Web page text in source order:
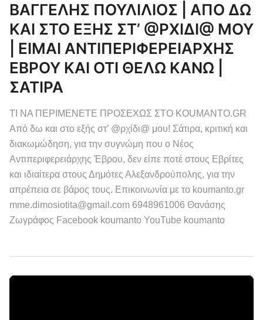
ΒΑΓΓΕΛΗΣ ΠΟΥΛΙΛΙΟΣ | ΑΠΟ ΔΩ
ΚΑΙ ΣΤΟ ΕΞΗΣ ΣΤ’ @ΡΧΙΔΙ@ ΜΟΥ
| ΕΙΜΑΙ ΑΝΤΙΠΕΡΙΦΕΡΕΙΑΡΧΗΣ
ΕΒΡΟΥ ΚΑΙ ΟΤΙ ΘΕΛΩ ΚΑΝΩ |
ΣΑΤΙΡΑ
ΤΙ ΝΑ ΠΕΡΙΜΕΝΕΤΕ ΠΡΟΣΕΧΩΣ ΣΤΟ KOUMANTO.GR
Από δω και στο εξής στ’ @ρχίδι@ μου! Σάτιρα, κριτική και
διακωμώδηση, για την συγνώμη που ο Νέος
Αντιπεριφερειάρχης Έβρου, δεν είπε ποτέ στους Εβρίτες
και ιδιαίτερα στους Δημότες Αλεξανδρούπολης, για την
απρέπεια σε βάρος τους. Επικοινωνία με το koumanto.gr
mme.dimosiotita@gmail.com 6948961006 Θανάσης
Ζωγράφος Facebook koumanto YouTube koumanto